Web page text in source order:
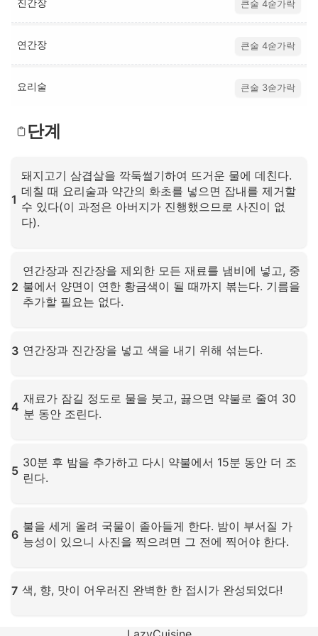
큰술 4숟가락
연간장 큰술 4숟가락
요리술 큰술 3숟가락
단계
1
돼지고기 삼겹살을 깍둑썰기하여 뜨거운 물에 데친다.
데칠 때 요리술과 약간의 화초를 넣으면 잡내를 제거할
수 있다(이 과정은 아버지가 진행했으므로 사진이 없
다).
2
연간장과 진간장을 제외한 모든 재료를 냄비에 넣고, 중
불에서 양면이 연한 황금색이 될 때까지 볶는다. 기름을
추가할 필요는 없다.
3 연간장과 진간장을 넣고 색을 내기 위해 섞는다.
4
재료가 잠길 정도로 물을 붓고, 끓으면 약불로 줄여 30
분 동안 조린다.
5
30분 후 밤을 추가하고 다시 약불에서 15분 동안 더 조
린다.
6
불을 세게 올려 국물이 졸아들게 한다. 밤이 부서질 가
능성이 있으니 사진을 찍으려면 그 전에 찍어야 한다.
7 색, 향, 맛이 어우러진 완벽한 한 접시가 완성되었다!